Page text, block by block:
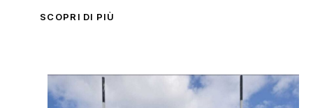
SCOPRI DI PIÙ